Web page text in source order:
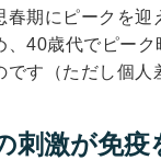
春期にピークを
、40歳代でピー
です（ただし個人
刺激が免疫